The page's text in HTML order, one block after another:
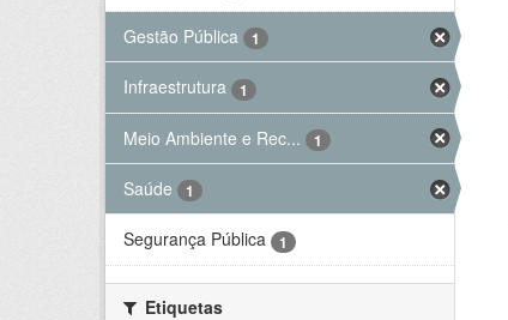
Gestão Pública 1
Infraestrutura 1
Meio Ambiente e Rec... 1
Saúde 1
Segurança Pública 1
Etiquetas